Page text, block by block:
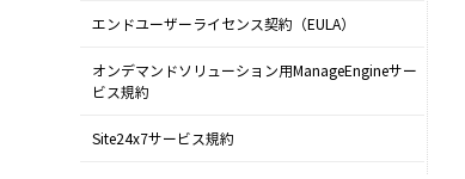
エンドユーザーライセンス契約（EULA）
オンデマンドソリューション用ManageEngineサー
ビス規約
Site24x7サービス規約